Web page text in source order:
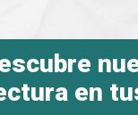
en